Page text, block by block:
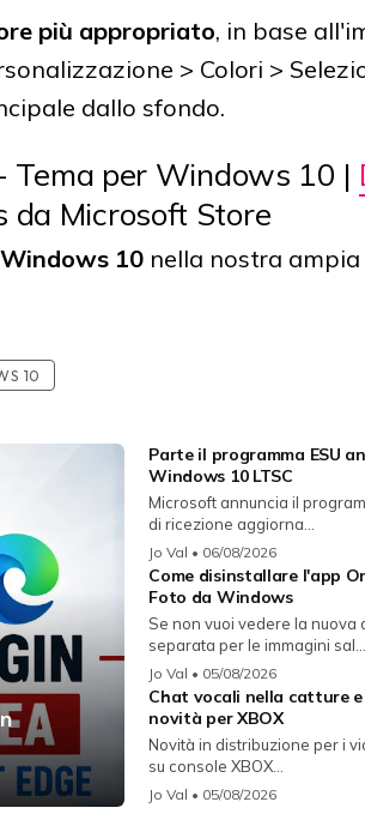
più appropriato, in base
> Colori >
dallo sfondo.
Tema per Windows 10 |
da Microsoft Store
10 nella nostra ampia
10
Parte il programma ESU
Windows 10 LTSC
Microsoft annuncia il
di ricezione aggiorna...
Jo Val • 06/08/2026
Come disinstallare l'app
Foto da Windows
Se non vuoi vedere la nuova
separata per le immagini sal...
Jo Val • 05/08/2026
Chat vocali nella catture
novità per XBOX
Novità in distribuzione per i
su console XBOX...
Jo Val • 05/08/2026